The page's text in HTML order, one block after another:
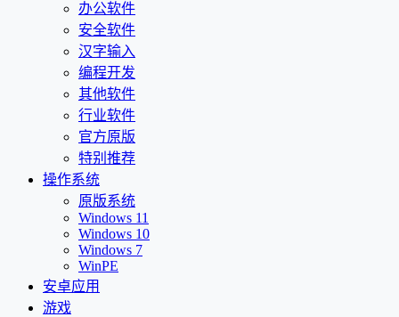
办公软件
安全软件
汉字输入
编程开发
其他软件
行业软件
官方原版
特别推荐
操作系统
原版系统
Windows 11
Windows 10
Windows 7
WinPE
安卓应用
游戏